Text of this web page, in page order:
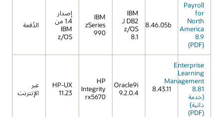
Payroll
for
North
America
8.9
(PDF)
8.46.05b
IBM
DB2 لـ
z/OS
8.1
IBM
zSeries
990
إصدار
1.4 من
IBM
z/OS
الدُفعة
Enterprise
Learning
Management
8.81
(خدمة
ذاتية)
(PDF)
8.43.11
Oracle9i
9.2.0.4
HP
Integrity
rx5670
HP-UX
11.23
عبر
الإنترنت